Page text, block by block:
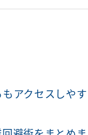
アクセスしや